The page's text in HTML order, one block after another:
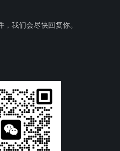
我们会尽快回复你。